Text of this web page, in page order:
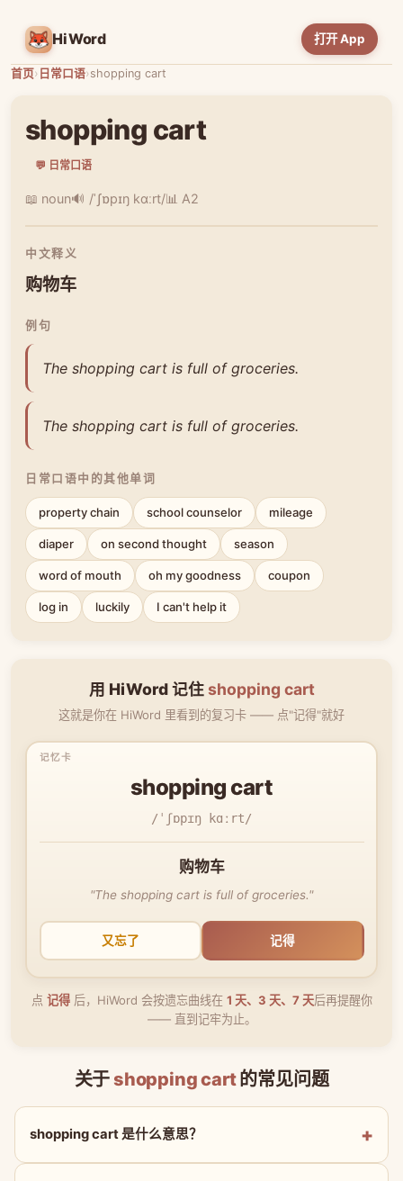
HiWord 打开 App
首页› 日常口语›shopping cart
shopping cart
💬 日常口语
📖 noun🔊 /ˈʃɒpɪŋ kɑːrt/📊 A2
中文释义
购物车
例句
The shopping cart is full of groceries.
The shopping cart is full of groceries.
日常口语中的其他单词
property chain school counselor mileage
diaper on second thought season
word of mouth oh my goodness coupon
log in luckily I can't help it
用 HiWord 记住shopping cart
这就是你在 HiWord 里看到的复习卡 —— 点"记得"就好
shopping cart
/ˈʃɒpɪŋ kɑːrt/
购物车
"The shopping cart is full of groceries."
又忘了 记得
点 记得后，HiWord 会按遗忘曲线在 1 天、3 天、7 天后再提醒你
—— 直到记牢为止。
关于 shopping cart的常见问题
shopping cart 是什么意思？